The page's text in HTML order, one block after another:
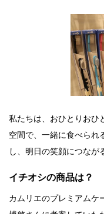
私たちは、おひとりおひ
空間で、一緒に食べられ
し、明日の笑顔につなが
イチオシの商品は？
カムリエのプレミアムケ